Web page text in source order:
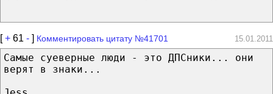
[+ 61 - ] Комментировать цитату №41701 15.01.2011
Самые суеверные люди - это ДПСники... они
верят в знаки...